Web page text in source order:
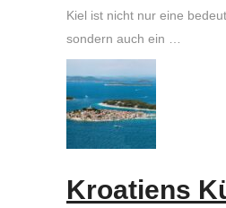
Kiel ist nicht nur eine
sondern auch ein …
Kroatiens